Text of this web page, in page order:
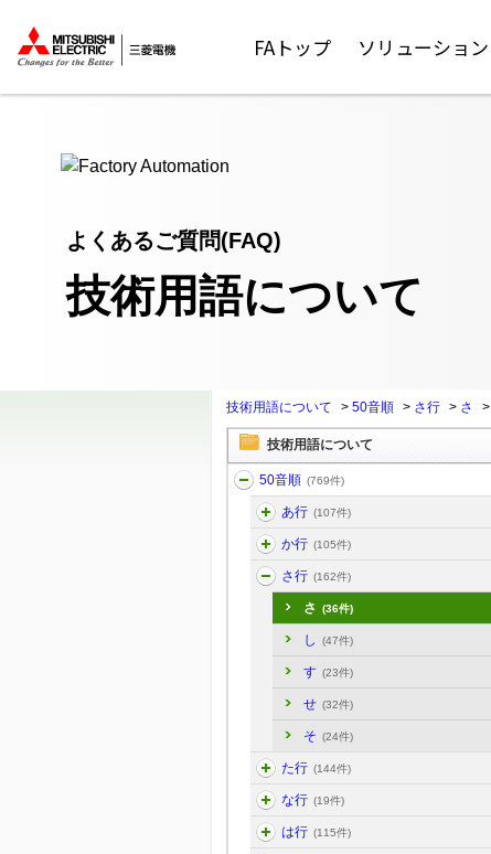
FAトップ ソリューション
よくあるご質問(FAQ)
技術用語について
技術用語について > 50音順 > さ行 > さ >
技術用語について
50音順 (769件)
あ行 (107件)
か行 (105件)
さ行 (162件)
さ (36件)
し (47件)
す (23件)
せ (32件)
そ (24件)
た行 (144件)
な行 (19件)
は行 (115件)